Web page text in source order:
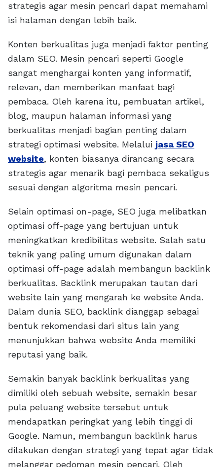
strategis agar mesin pencari dapat memahami
isi halaman dengan lebih baik.
Konten berkualitas juga menjadi faktor penting
dalam SEO. Mesin pencari seperti Google
sangat menghargai konten yang informatif,
relevan, dan memberikan manfaat bagi
pembaca. Oleh karena itu, pembuatan artikel,
blog, maupun halaman informasi yang
berkualitas menjadi bagian penting dalam
strategi optimasi website. Melalui jasa SEO
website, konten biasanya dirancang secara
strategis agar menarik bagi pembaca sekaligus
sesuai dengan algoritma mesin pencari.
Selain optimasi on-page, SEO juga melibatkan
optimasi off-page yang bertujuan untuk
meningkatkan kredibilitas website. Salah satu
teknik yang paling umum digunakan dalam
optimasi off-page adalah membangun backlink
berkualitas. Backlink merupakan tautan dari
website lain yang mengarah ke website Anda.
Dalam dunia SEO, backlink dianggap sebagai
bentuk rekomendasi dari situs lain yang
menunjukkan bahwa website Anda memiliki
reputasi yang baik.
Semakin banyak backlink berkualitas yang
dimiliki oleh sebuah website, semakin besar
pula peluang website tersebut untuk
mendapatkan peringkat yang lebih tinggi di
Google. Namun, membangun backlink harus
dilakukan dengan strategi yang tepat agar tidak
melanggar pedoman mesin pencari. Oleh